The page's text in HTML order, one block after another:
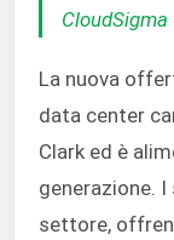
CloudSigma
La nuova
data center
Clark ed è
generazione.
settore,